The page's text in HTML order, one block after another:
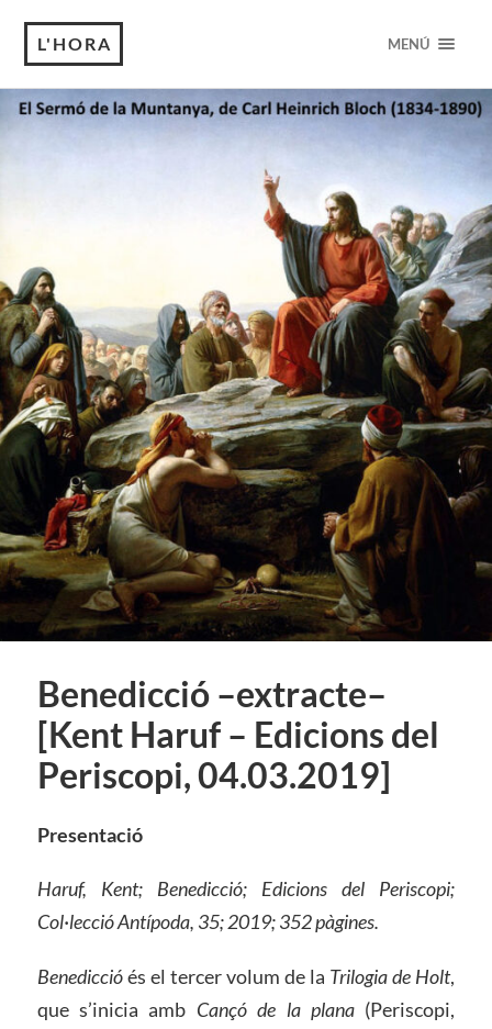
L'HORA MENÚ
Benedicció –extracte–
[Kent Haruf – Edicions del
Periscopi, 04.03.2019]
Presentació
Haruf, Kent; Benedicció; Edicions del Periscopi;
Col·lecció Antípoda, 35; 2019; 352 pàgines.
Benediccióés el tercer volum de la Trilogia de Holt,
que s’inicia amb Cançó de la plana (Periscopi,